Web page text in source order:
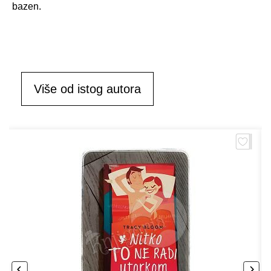
bazen.
Više od istog autora